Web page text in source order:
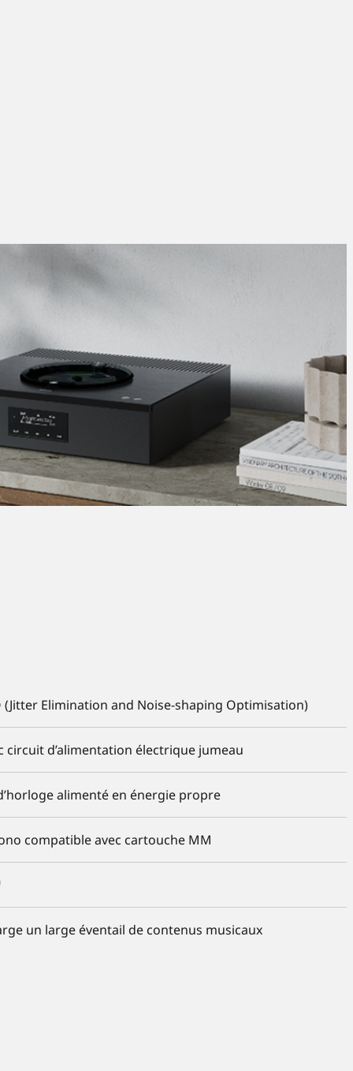
(Jitter Elimination and Noise-shaping Optimisation)
circuit d’alimentation électrique jumeau
alimenté en énergie propre
compatible avec cartouche MM
un large éventail de contenus musicaux